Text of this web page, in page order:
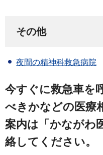
その他
夜間の精神科救急病院
今すぐに救急車を
べきかなどの医療
案内は「かながわ
絡してください。